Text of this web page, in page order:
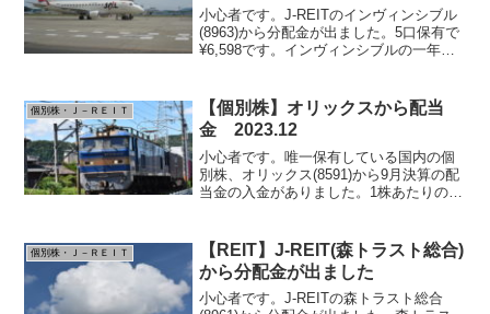
小心者です。J-REITのインヴィンシブル
(8963)から分配金が出ました。5口保有で
¥6,598です。インヴィンシブルの一年チ
銘柄（分配金利回りは2019/9/...
個別株・Ｊ－ＲＥＩＴ
【個別株】オリックスから配当
金 2023.12
小心者です。唯一保有している国内の個
別株、オリックス(8591)から9月決算の配
当金の入金がありました。1株あたりの配
利回りは3.57%です。購入したのは...
個別株・Ｊ－ＲＥＩＴ
【REIT】J-REIT(森トラスト総合)
から分配金が出ました
小心者です。J-REITの森トラスト総合